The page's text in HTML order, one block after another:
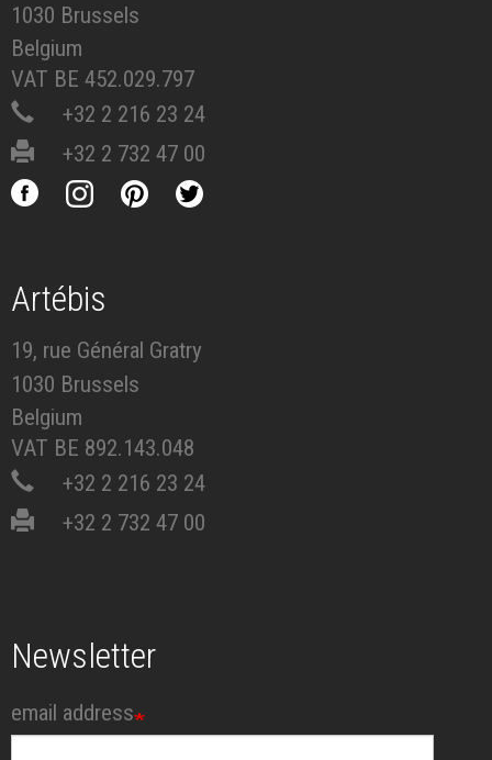
1030 Brussels
Belgium
VAT BE 452.029.797
+32 2 216 23 24
+32 2 732 47 00
Artébis
19, rue Général Gratry
1030 Brussels
Belgium
VAT BE 892.143.048
+32 2 216 23 24
+32 2 732 47 00
Newsletter
email address